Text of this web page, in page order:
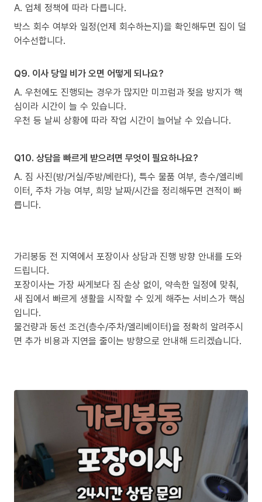
A. 업체 정책에 따라 다릅니다.
박스 회수 여부와 일정(언제 회수하는지)을 확인해두면 집이 덜
어수선합니다.
Q9. 이사 당일 비가 오면 어떻게 되나요?
A. 우천에도 진행되는 경우가 많지만 미끄럼과 젖음 방지가 핵
심이라 시간이 늘 수 있습니다.
우천 등 날씨 상황에 따라 작업 시간이 늘어날 수 있습니다.
Q10. 상담을 빠르게 받으려면 무엇이 필요하나요?
A. 짐 사진(방/거실/주방/베란다), 특수 물품 여부, 층수/엘리베
이터, 주차 가능 여부, 희망 날짜/시간을 정리해두면 견적이 빠
릅니다.
가리봉동 전 지역에서 포장이사 상담과 진행 방향 안내를 도와
드립니다.
포장이사는 가장 싸게보다 짐 손상 없이, 약속한 일정에 맞춰,
새 집에서 빠르게 생활을 시작할 수 있게 해주는 서비스가 핵심
입니다.
물건량과 동선 조건(층수/주차/엘리베이터)을 정확히 알려주시
면 추가 비용과 지연을 줄이는 방향으로 안내해 드리겠습니다.